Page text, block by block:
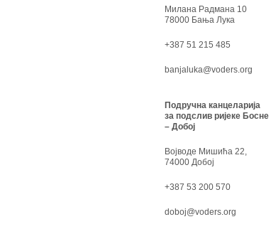
Милана Радмана 10
78000 Бања Лука
+387 51 215 485
banjaluka@voders.org
Подручна канцеларија
за подслив ријеке Босне
– Добој
Војводе Мишића 22,
74000 Добој
+387 53 200 570
doboj@voders.org